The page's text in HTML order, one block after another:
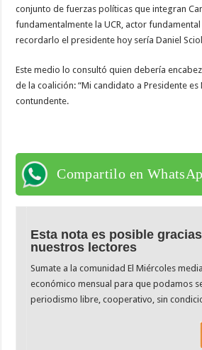
conjunto de fuerzas políticas que integran
fundamentalmente la UCR, actor
recordarlo el presidente hoy sería Daniel
Este medio lo consultó quien debería
de la coalición: “Mi candidato a Presidente es
contundente.
Compartilo en
Esta nota es posible
nuestros lectores
Sumate a la comunidad El Miércoles
económico mensual para que podamos
periodismo libre, cooperativo, sin